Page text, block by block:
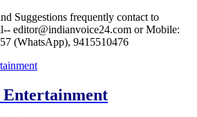
Suggestions frequently contact to
editor@indianvoice24.com or Mobile:
(WhatsApp), 9415510476
Entertainment